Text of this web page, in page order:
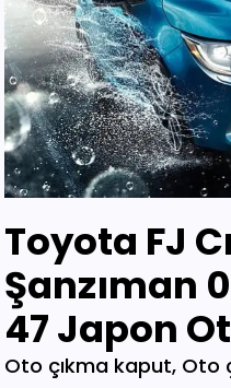
Toyota FJ
Şanzıman
47 Japon
Oto çıkma kaput, Oto çıkma şanzıman ve parçaları, Oto çıkma motor ve parçaları, Oto çıkma silindir kapağı, Oto çıkma direksiyon pompası, Oto çıkma far, Oto çıkma tampon Oto çıkma kapı, Oto çıkma far, Oto çıkma stop, Oto çıkma jant, Oto çıkma tabla, Oto çıkma elektrik tesisatı, Oto çıkma motor tesisatı, Oto çıkma marş dinamosu, Oto çıkma şarz dinamosu, Oto çıkma bobin, Oto çıkma enjektör, Oto çıkma karbüratör, Oto çıkma şamandıra , Oto çıkma yakıt pompası, Oto çıkma eksoz, Oto çıkma manifold, Oto çıkma katalizör, Oto çıkma beyin, Oto çıkma airbag, Oto çıkma sigorta, Oto çıkma sinyal, Oto hava filitre kazanı, Oto çıkma yağ filtresi, Oto çıkma yakıt filtresi, Oto çıkma debriyaj seti, Oto çıkma fren seti, Oto çıkma kampana, Oto çıkma körük, Oto çıkma fan, Oto çıkma fan davlumbazı, Oto çıkma soğutucu, Oto çıkma radyatör, Oto çıkma klima kompresörü, Oto çıkma bagaj, Oto çıkma su radyatörünü, Oto çıkma klima radyatörü, Oto çıkma interkol radyatörü, Oto çıkma cam, Oto çıkma çamurluk, Oto çıkma davlumbaz, Oto çıkma güneşlik, Oto çıkma kapı kolu, Oto çıkma kapı saçı, Oto çıkma karter, Oto kesme marşpiyel, Oto çıkma panel, Oto çıkma panjur , Oto çıkma sunroof, Oto çıkma arka tampon, Oto çıkma ön tampon, Oto çıkma ayna, Oto çıkma amartisör, Oto çıkma el freni, Oto çıkma el fren tabancası, Oto çıkma direksiyon simidi, Oto çıkma koltuk, Oto çıkma vites topuzu, Oto çıkma göğüs, Oto çıkma torpido, Oto çıkma kilometre saati, Oto çıkma dingil, Oto çıkma blok, Oto çıkma motor bloğu, Oto çıkma krank, Oto çıkma eksantrik mili, Oto çıkma gaz kelebeği, Oto çıkma kompresör, Oto çıkma mafsal, Oto çıkma motor kulağı, Oto çıkma motor, Oto çıkma piston kolu, Oto çıkma segman, Oto çıkma rulman, Oto çıkma turbo, Oto çıkma yağ pompası, Oto çıkma şanzıman dişlisi, Oto çıkma mafsal, Oto çıkma sekromenç, Oto çıkma türbin, Oto çıkma volant, Oto çıkma aks, Oto çıkma akis, Oto çıkma direksiyon kutusu, Oto çıkma direksiyon mili, Oto çıkma helezyon yayı, Oto çıkma körük, Oto çıkma porya, Oto çıkma sis çerçevesi, Oto çıkma kapı menteşesi, Oto çıkma sis farı, Oto çıkma difaransiyel, Oto çıkma traves, Oto çıkma cam motoru, Oto çıkma sinyal, Oto çıkma cam düğmesi, Oto çıkma kapı döşemesi, Oto çıkma cam kirkosu, Oto çıkma kalorifer kutusu, Oto çıkma beşik, Oto çıkma filtre, Oto çıkma konsül, Oto çıkma tampon demiri, Oto çıkma kapı kilidi, Oto çıkma motor takozu, Oto çıkma kampana, Oto çıkma gösterge paneli, Oto çıkma taşıyıcı, Oto kesme tavan, Oto kesme marşpiyel, Oto kesme çamurluk, Oto kesme yarım arka, Oto çıkma hava akış metresi, Oto çıkma vestenhaouse, Oto çıkma vestibhouse, Oto çıkma park sensörü Oto çıkma kapı fitilleri, Oto çıkma cam düğmesi, Oto çıkma motor takozu, Oto çıkma vites topuzu, Oto çıkma far beyni, Oto çıkma motor beyni, Oto çıkma airbag beyni, Oto çıkma abs beyni, Oto çıkma şanzıman beyni, Oto parça, Oto çıkma yedek parça, Oto oto yedek parça, Oto sigorta kutusu, Oto çıkma su bidonu, Oto çıkma teyp, Oto çıkma cd çalar, Oto çıkma rölanti ayarlayıcı, Oto çıkma kolon kilidi, Oto çıkma kapı kilidi, Oto çıkma kapı iç açma kolu, Oto çıkma kapı çıtası, Oto çıkma tavan çıtası, Oto çıkma krank kasnağı, Oto çıkma eksantrik kasnağı, Oto çıkma alt travers, Oto çıkma arka dingil, Oto çıkma fren merkezi, Oto çıkma imop kutus, Oto çıkma sigorta tablası, Oto çıkma klima ekranı, Oto çıkma vakum, Oto çıkma orta havalandırma, Oto çıkma radyo ekranı, Oto çıkma yağ pompası, Oto çıkma şanzıman kulağı, Oto çıkma debriyaj bilyası, Oto çıkma direksiyon spotu, Oto çıkma direksiyon sargısı, Oto çıkma airbag sargısı, Oto çıkma tesisat kablosu, Oto çıkma klima paneli, Oto çıkma ön kapı, Oto çıkma arka kapı, Oto çıkma baskı balata, Oto çıkma volant, Oto çıkma yedek parça, Oto çıkma parça, Oto oto yedek parça, Oto parça, Çıkma parça, Oto çıkma parçaları, Çıkma parçaları, Oto yedek parça, Oto çıkma şanzıman, Oto çıkma hoparlör, Oto çıkma fren vakum, Oto çıkma map sensösrü, Oto çıkma cam silgi motoru, Oto çıkma cam silgi kolu, Oto çıkma flaşö, Oto çıkma vites levyesi, Oto çıkma turbo basınç Oto çıkma vestinghouse, Oto çıkma gaz pedalı, Oto çıkma su bidonu, Oto çıkma ganister, Oto çıkma tampon braketi, Oto çıkma çamurluk davlumbazı, Oto çıkma el fren teli, Oto çıkma şarj dinamosu, Oto çıkma biel kolu, Oto çıkma hava akış metresi, Oto çıkma eksoz sondası, Oto çıkma emme manifoldu, Oto çıkma fincan, Oto çıkma itici horozlar, Oto çıkma piyano mili, Oto çıkma vites halatı, Oto çıkma tavan döşemesi, Oto çıkma sanroof düğmesi, Oto çıkma sanroof camı, Oto çıkma tavan anteni, Oto çıkma kapı bantları, Oto çıkma kapı soketi, Oto çıkma kapı tesisatı, Oto çıkma koltuk ayar düğmesi, Oto çıkma kapı rayı, Oto çıkma şanzıman dişlisi, Oto çıkma reyil borusu, Oto çıkma buji kablosu, Oto çıkma yağ çubuğu, Oto çıkma distribitör kapağı, Oto çıkma termostat, Oto çıkma map sensörü, Oto çıkma motor kaputu, Oto çıkma kapı nikelajı, Oto çıkma tampon nikelajı, Oto çıkma fren disk, Oto çıkma debriyaj rulmanı, Oto çıkma karbüratör, Oto çıkma eksoz takozu, Oto çıkma körük, Oto çıkma cam su deposu, Oto çıkma genleşme kavanozu, Oto çıkma süspansiyon, Oto çıkma devirdaim hortumu, Oto çıkma travers, Oto çıkma yedek su deposu, Oto çıkma emme manifolt, Oto çıkma kaset çalar, Oto çıkma kapı bandı, Oto çıkma eksantrik horuzu, Oto çıkma xenon far beyni, Oto çıkma tampon ızgarası, Oto çıkma cd çalar, Oto çıkma yakıt deposu, Oto çıkma tampon kaplaması, Oto çıkma kaput mandalı, Oto çıkma el fren düğmesi, Oto çıkma